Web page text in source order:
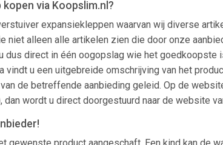
via Koopslim.nl?
expansiekleppen waarvan wij diverse
niet alleen alle artikelen zien die door onze
direct in één oogopslag wie het goedkoopste
u een uitgebreide omschrijving van het
de betreffende aanbieding geleid. Op de
wordt u direct doorgestuurd naar de website